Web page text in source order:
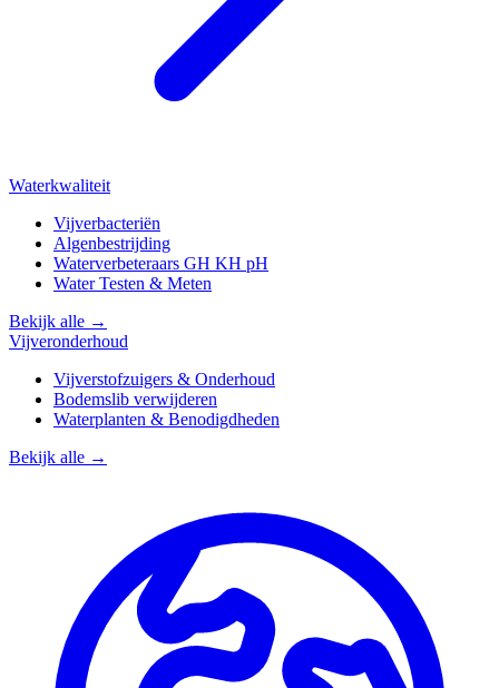
Waterkwaliteit
Vijverbacteriën
Algenbestrijding
Waterverbeteraars GH KH pH
Water Testen & Meten
Bekijk alle →
Vijveronderhoud
Vijverstofzuigers & Onderhoud
Bodemslib verwijderen
Waterplanten & Benodigdheden
Bekijk alle →